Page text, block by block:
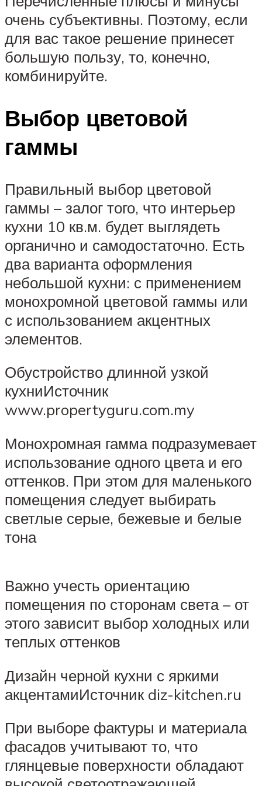
очень субъективны. Поэтому, если
для вас такое решение принесет
большую пользу, то, конечно,
комбинируйте.
Выбор цветовой
гаммы
Правильный выбор цветовой
гаммы – залог того, что интерьер
кухни 10 кв.м. будет выглядеть
органично и самодостаточно. Есть
два варианта оформления
небольшой кухни: с применением
монохромной цветовой гаммы или
с использованием акцентных
элементов.
Обустройство длинной узкой
кухниИсточник
www.propertyguru.com.my
Монохромная гамма подразумевает
использование одного цвета и его
оттенков. При этом для маленького
помещения следует выбирать
светлые серые, бежевые и белые
тона
Важно учесть ориентацию
помещения по сторонам света – от
этого зависит выбор холодных или
теплых оттенков
Дизайн черной кухни с яркими
акцентамиИсточник diz-kitchen.ru
При выборе фактуры и материала
фасадов учитывают то, что
глянцевые поверхности обладают